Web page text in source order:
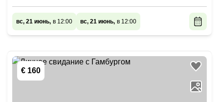
вс, 21 июнь, в 12:00 вс, 21 июнь, в 12:00
€ 160